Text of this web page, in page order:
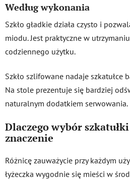
Według wykonania
Szkło gładkie działa czysto i
miodu. Jest praktyczne w
codziennego użytku.
Szkło szlifowane nadaje szkatułce
Na stole prezentuje się bardziej
naturalnym dodatkiem serwowania.
Dlaczego wybór
znaczenie
Różnicę zauważycie przy każdym
łyżeczka wygodnie się mieści w